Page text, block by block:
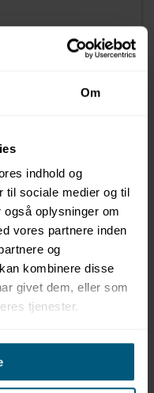
Om
indhold og
til sociale medier og til
oplysninger om
vores partnere inden
og
kombinere disse
givet dem, eller som
tjenester.